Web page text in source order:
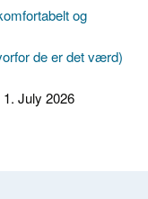
og
de er det værd)
1. July 2026